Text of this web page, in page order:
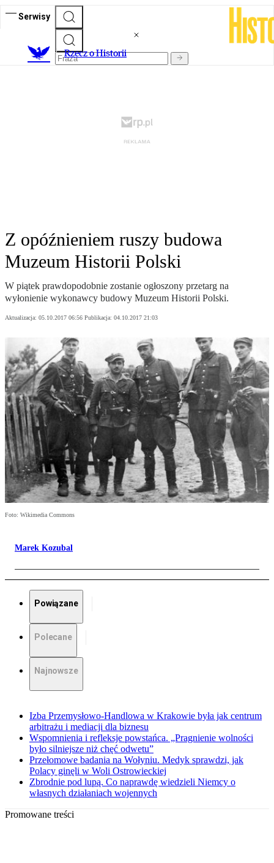
Serwisy
Rzecz o Historii
Z opóźnieniem ruszy budowa
Muzeum Historii Polski
W piątek prawdopodobnie zostanie ogłoszony przetarg na
wyłonienie wykonawcy budowy Muzeum Historii Polski.
Aktualizacja: 05.10.2017 06:56 Publikacja: 04.10.2017 21:03
Foto: Wikimedia Commons
Marek Kozubal
Powiązane
Polecane
Najnowsze
Izba Przemysłowo-Handlowa w Krakowie była jak centrum
arbitrażu i mediacji dla biznesu
Wspomnienia i refleksje powstańca. „Pragnienie wolności
było silniejsze niż chęć odwetu”
Przełomowe badania na Wołyniu. Medyk sprawdzi, jak
Polacy ginęli w Woli Ostrowieckiej
Zbrodnie pod lupą. Co naprawdę wiedzieli Niemcy o
własnych działaniach wojennych
Promowane treści